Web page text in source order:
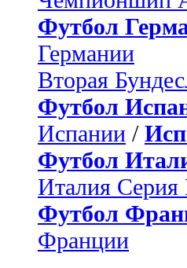
Футбол
Германии
Вторая
Футбол
Испании /
Футбол
Италия Серия
Футбол
Франции